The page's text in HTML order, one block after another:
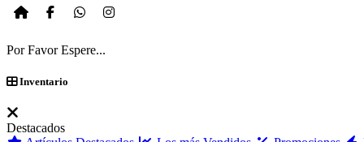
Por Favor Espere...
Inventario
Destacados